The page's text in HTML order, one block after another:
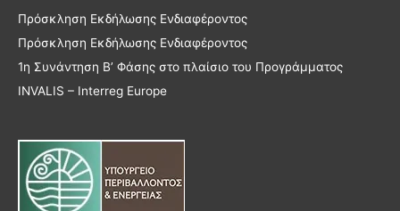
Πρόσκληση Εκδήλωσης Ενδιαφέροντος
Πρόσκληση Εκδήλωσης Ενδιαφέροντος
1η Συνάντηση Β’ Φάσης στο πλαίσιο του Προγράμματος
INVALIS – Interreg Europe